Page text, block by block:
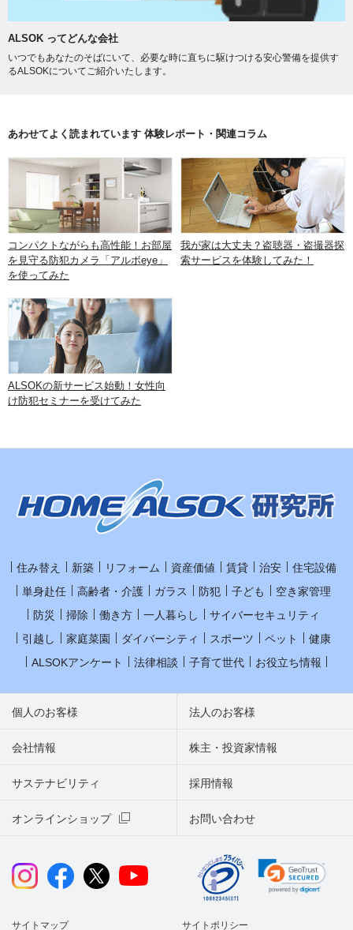
ALSOK ってどんな会社
いつでもあなたのそばにいて、必要な時に直ちに駆けつける安心警備を提供す
るALSOKについてご紹介いたします。
あわせてよく読まれています 体験レポート・関連コラム
コンパクトながらも高性能！お部屋
を見守る防犯カメラ「アルボeye」
を使ってみた
我が家は大丈夫？盗聴器・盗撮器探
索サービスを体験してみた！
ALSOKの新サービス始動！女性向
け防犯セミナーを受けてみた
住み替え 新築 リフォーム 資産価値 賃貸 治安
住宅設備
単身赴任
高齢者・介護 ガラス 防犯 子ども
空き家管理
防災
掃除 働き方 一人暮らし
サイバーセキュリティ
引越し
家庭菜園 ダイバーシティ スポーツ ペット
健康
ALSOKアンケート
法律相談 子育て世代 お役立ち情報
個人のお客様 法人のお客様
会社情報 株主・投資家情報
サステナビリティ
オンラインショップ お問い合わせ
採用情報
サイトマップ サイトポリシー